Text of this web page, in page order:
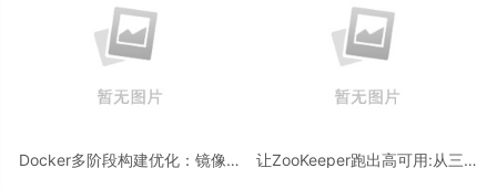
Docker多阶段构建优化：镜像体
让ZooKeeper跑出高可用:从三节